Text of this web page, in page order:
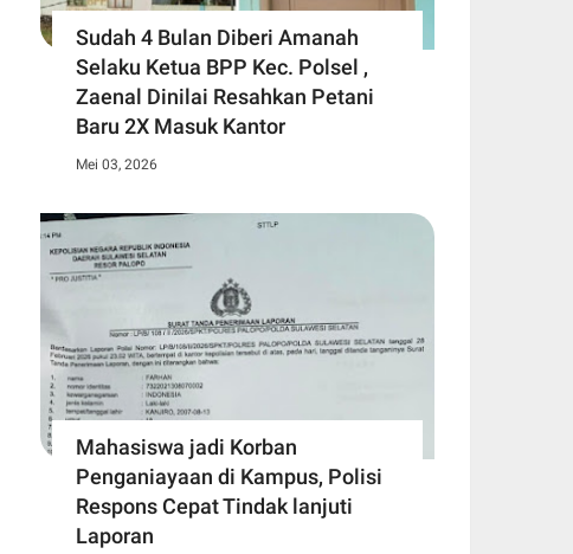
Sudah 4 Bulan Diberi Amanah
Selaku Ketua BPP Kec. Polsel ,
Zaenal Dinilai Resahkan Petani
Baru 2X Masuk Kantor
Mei 03, 2026
Mahasiswa jadi Korban
Penganiayaan di Kampus, Polisi
Respons Cepat Tindak lanjuti
Laporan